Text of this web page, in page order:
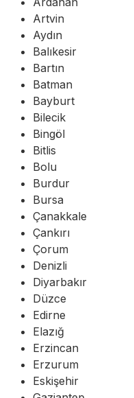
Artvin
Aydın
Balıkesir
Bartın
Batman
Bayburt
Bilecik
Bingöl
Bitlis
Bolu
Burdur
Bursa
Çanakkale
Çankırı
Çorum
Denizli
Diyarbakır
Düzce
Edirne
Elazığ
Erzincan
Erzurum
Eskişehir